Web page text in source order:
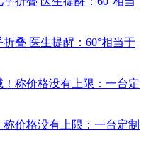
叠 医生提醒：60°相当于
价格没有上限：一台定制